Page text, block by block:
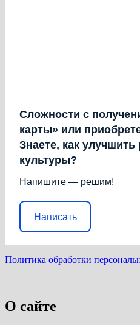
Сложности с
карты» или
Знаете, как
культуры?
Напишите — решим!
Написать
Политика обработки
О сайте